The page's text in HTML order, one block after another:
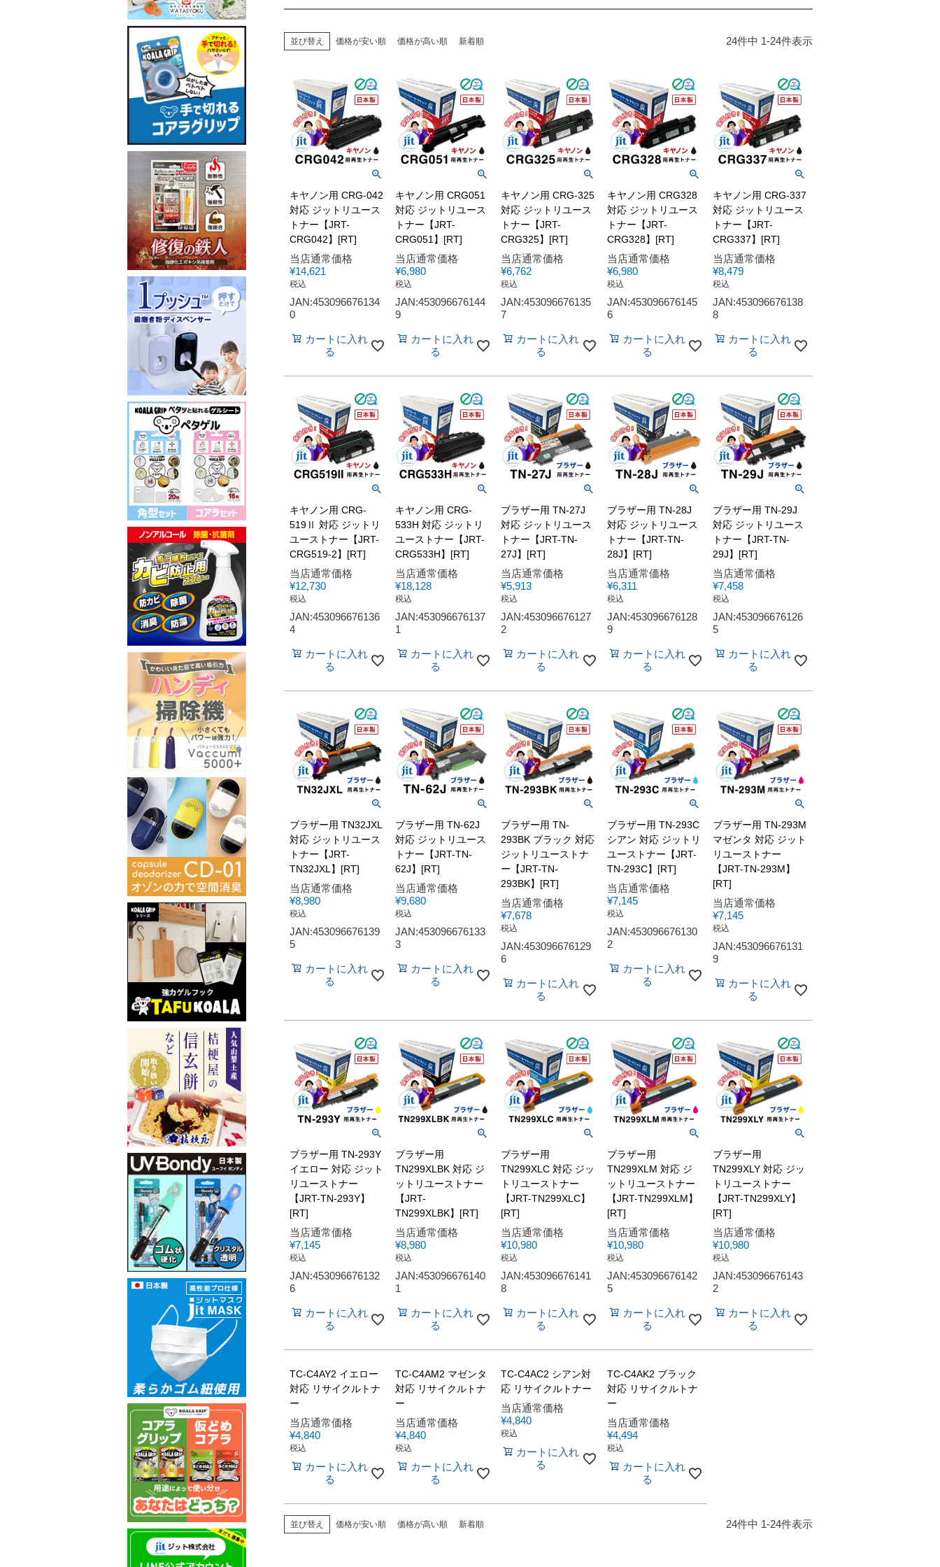
並び替え 価格が安い順 価格が高い順 新着順 24件中 1-24件表示
キヤノン用 CRG-042
対応 ジットリユース
トナー【JRT-
CRG042】[RT]
当店通常価格
¥14,621
税込
JAN:453096676134
0
カートに入れ
る
キヤノン用 CRG051
対応 ジットリユース
トナー【JRT-
CRG051】[RT]
当店通常価格
¥6,980
税込
JAN:453096676144
9
カートに入れ
る
キヤノン用 CRG-325
対応 ジットリユース
トナー【JRT-
CRG325】[RT]
当店通常価格
¥6,762
税込
JAN:453096676135
7
カートに入れ
る
キヤノン用 CRG328
対応 ジットリユース
トナー【JRT-
CRG328】[RT]
当店通常価格
¥6,980
税込
JAN:453096676145
6
カートに入れ
る
キヤノン用 CRG-337
対応 ジットリユース
トナー【JRT-
CRG337】[RT]
当店通常価格
¥8,479
税込
JAN:453096676138
8
カートに入れ
る
キヤノン用 CRG-
519Ⅱ 対応 ジットリ
ユーストナー【JRT-
CRG519-2】[RT]
当店通常価格
¥12,730
税込
JAN:453096676136
4
カートに入れ
る
キヤノン用 CRG-
533H 対応 ジットリ
ユーストナー【JRT-
CRG533H】[RT]
当店通常価格
¥18,128
税込
JAN:453096676137
1
カートに入れ
る
ブラザー用 TN-27J
対応 ジットリユース
トナー【JRT-TN-
27J】[RT]
当店通常価格
¥5,913
税込
JAN:453096676127
2
カートに入れ
る
ブラザー用 TN-28J
対応 ジットリユース
トナー【JRT-TN-
28J】[RT]
当店通常価格
¥6,311
税込
JAN:453096676128
9
カートに入れ
る
ブラザー用 TN-29J
対応 ジットリユース
トナー【JRT-TN-
29J】[RT]
当店通常価格
¥7,458
税込
JAN:453096676126
5
カートに入れ
る
ブラザー用 TN32JXL
対応 ジットリユース
トナー【JRT-
TN32JXL】[RT]
当店通常価格
¥8,980
税込
JAN:453096676139
5
カートに入れ
る
ブラザー用 TN-62J
対応 ジットリユース
トナー【JRT-TN-
62J】[RT]
当店通常価格
¥9,680
税込
JAN:453096676133
3
カートに入れ
る
ブラザー用 TN-
293BK ブラック 対応
ジットリユーストナ
ー【JRT-TN-
293BK】[RT]
当店通常価格
¥7,678
税込
JAN:453096676129
6
カートに入れ
る
ブラザー用 TN-293C
シアン 対応 ジットリ
ユーストナー【JRT-
TN-293C】[RT]
当店通常価格
¥7,145
税込
JAN:453096676130
2
カートに入れ
る
ブラザー用 TN-293M
マゼンタ 対応 ジット
リユーストナー
【JRT-TN-293M】
[RT]
当店通常価格
¥7,145
税込
JAN:453096676131
9
カートに入れ
る
ブラザー用 TN-293Y
イエロー 対応 ジット
リユーストナー
【JRT-TN-293Y】
[RT]
当店通常価格
¥7,145
税込
JAN:453096676132
6
カートに入れ
る
ブラザー用
TN299XLBK 対応 ジ
ットリユーストナー
【JRT-
TN299XLBK】[RT]
当店通常価格
¥8,980
税込
JAN:453096676140
1
カートに入れ
る
ブラザー用
TN299XLC 対応 ジッ
トリユーストナー
【JRT-TN299XLC】
[RT]
当店通常価格
¥10,980
税込
JAN:453096676141
8
カートに入れ
る
ブラザー用
TN299XLM 対応 ジ
ットリユーストナー
【JRT-TN299XLM】
[RT]
当店通常価格
¥10,980
税込
JAN:453096676142
5
カートに入れ
る
ブラザー用
TN299XLY 対応 ジッ
トリユーストナー
【JRT-TN299XLY】
[RT]
当店通常価格
¥10,980
税込
JAN:453096676143
2
カートに入れ
る
TC-C4AY2 イエロー
対応 リサイクルトナ
ー
当店通常価格
¥4,840
税込
カートに入れ
る
TC-C4AM2 マゼンタ
対応 リサイクルトナ
ー
当店通常価格
¥4,840
税込
カートに入れ
る
TC-C4AC2 シアン対
応 リサイクルトナー
当店通常価格
¥4,840
税込
カートに入れ
る
TC-C4AK2 ブラック
対応 リサイクルトナ
ー
当店通常価格
¥4,494
税込
カートに入れ
る
並び替え 価格が安い順 価格が高い順 新着順 24件中 1-24件表示